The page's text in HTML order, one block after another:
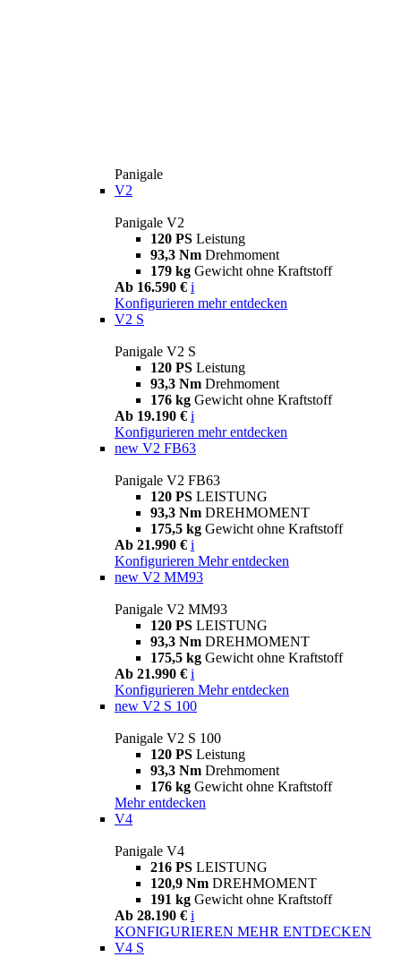
Panigale
V2
Panigale V2
120 PS Leistung
93,3 Nm Drehmoment
179 kg Gewicht ohne Kraftstoff
Ab 16.590 € i
Konfigurieren mehr entdecken
V2 S
Panigale V2 S
120 PS Leistung
93,3 Nm Drehmoment
176 kg Gewicht ohne Kraftstoff
Ab 19.190 € i
Konfigurieren mehr entdecken
new V2 FB63
Panigale V2 FB63
120 PS LEISTUNG
93,3 Nm DREHMOMENT
175,5 kg Gewicht ohne Kraftstoff
Ab 21.990 € i
Konfigurieren Mehr entdecken
new V2 MM93
Panigale V2 MM93
120 PS LEISTUNG
93,3 Nm DREHMOMENT
175,5 kg Gewicht ohne Kraftstoff
Ab 21.990 € i
Konfigurieren Mehr entdecken
new V2 S 100
Panigale V2 S 100
120 PS Leistung
93,3 Nm Drehmoment
176 kg Gewicht ohne Kraftstoff
Mehr entdecken
V4
Panigale V4
216 PS LEISTUNG
120,9 Nm DREHMOMENT
191 kg Gewicht ohne Kraftstoff
Ab 28.190 € i
KONFIGURIEREN MEHR ENTDECKEN
V4 S